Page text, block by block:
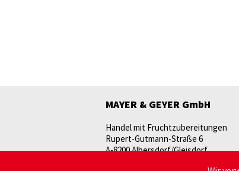
MAYER & GEYER GmbH
Handel mit Fruchtzubereitungen
Rupert-Gutmann-Straße 6
A-8200 Albersdorf/Gleisdorf